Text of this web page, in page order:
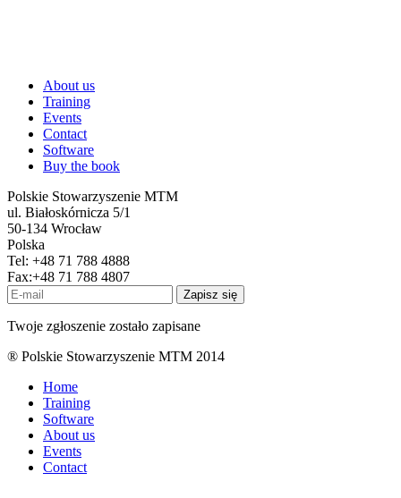
About us
Training
Events
Contact
Software
Buy the book
Polskie Stowarzyszenie MTM
ul. Białoskórnicza 5/1
50-134 Wrocław
Polska
Tel: +48 71 788 4888
Fax:+48 71 788 4807
Zapisz się
Twoje zgłoszenie zostało zapisane
® Polskie Stowarzyszenie MTM 2014
Home
Training
Software
About us
Events
Contact